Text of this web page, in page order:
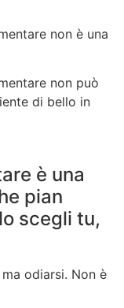
non è una
non può
di bello in
è una
pian
scegli tu,
odiarsi. Non è